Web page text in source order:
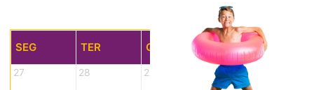
SEG TER QUA QUI
27 28 29 30